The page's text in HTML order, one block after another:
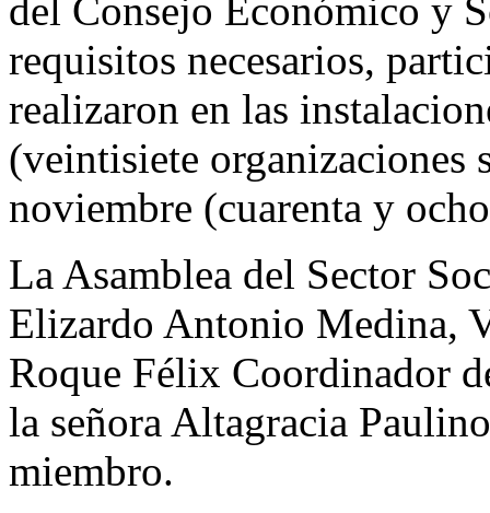
del Consejo Económico y
requisitos necesarios,
realizaron en las
(veintisiete organizaciones
noviembre (cuarenta y
La Asamblea del Sector
Elizardo Antonio Medina,
Roque Félix Coordinador
la señora Altagracia
miembro.